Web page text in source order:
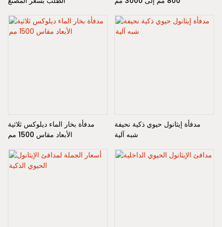
مدفأة بخار الماء ديلوكس ثلاثية
الأبعاد مقاس 1500 مم
مدفأة إيثانول حيوي ذكية نحيفة
شبه آلية